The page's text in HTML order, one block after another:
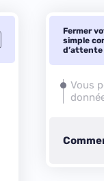
Fermer
simple
d’attente
Vous